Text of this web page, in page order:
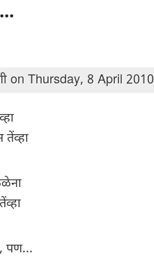
on Thursday, 8 April 2010
तेंव्हा
पण...